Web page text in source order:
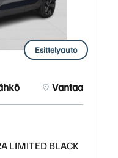
Esittelyauto
Vantaa
LIMITED BLACK